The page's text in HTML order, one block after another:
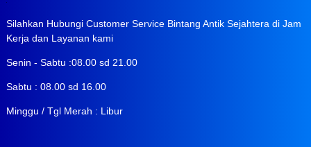
Silahkan Hubungi Customer Service Bintang Antik Sejahtera di Jam
Kerja dan Layanan kami
Senin - Sabtu :08.00 sd 21.00
Sabtu : 08.00 sd 16.00
Minggu / Tgl Merah : Libur